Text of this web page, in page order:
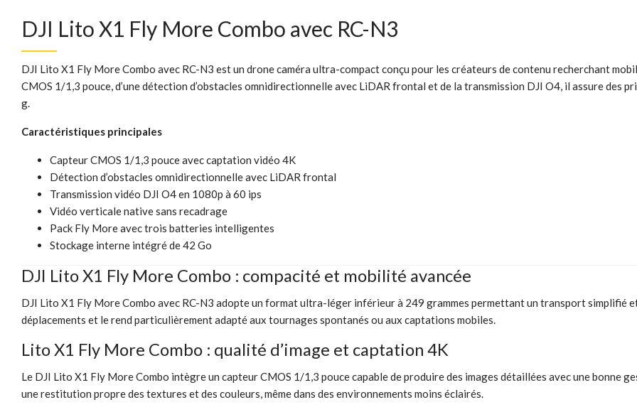
DJI Lito X1 Fly More Combo avec RC-N3
DJI Lito X1 Fly More Combo avec RC-N3 est un drone caméra ultra-compact conçu pour les créateurs de contenu recherchant
CMOS 1/1,3 pouce, d’une détection d’obstacles omnidirectionnelle avec LiDAR frontal et de la transmission DJI O4, il assure des
g.
Caractéristiques principales
Capteur CMOS 1/1,3 pouce avec captation vidéo 4K
Détection d’obstacles omnidirectionnelle avec LiDAR frontal
Transmission vidéo DJI O4 en 1080p à 60 ips
Vidéo verticale native sans recadrage
Pack Fly More avec trois batteries intelligentes
Stockage interne intégré de 42 Go
DJI Lito X1 Fly More Combo : compacité et mobilité avancée
DJI Lito X1 Fly More Combo avec RC-N3 adopte un format ultra-léger inférieur à 249 grammes permettant un transport simplifié
déplacements et le rend particulièrement adapté aux tournages spontanés ou aux captations mobiles.
Lito X1 Fly More Combo : qualité d’image et captation 4K
Le DJI Lito X1 Fly More Combo intègre un capteur CMOS 1/1,3 pouce capable de produire des images détaillées avec une bonne
une restitution propre des textures et des couleurs, même dans des environnements moins éclairés.